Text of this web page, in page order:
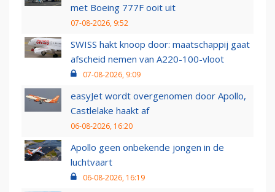
met Boeing 777F ooit uit
07-08-2026, 9:52
SWISS hakt knoop door: maatschappij gaat
afscheid nemen van A220-100-vloot
07-08-2026, 9:09
easyJet wordt overgenomen door Apollo,
Castlelake haakt af
06-08-2026, 16:20
Apollo geen onbekende jongen in de
luchtvaart
06-08-2026, 16:19